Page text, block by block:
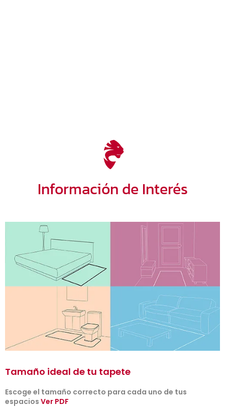
Información de Interés
Tamaño ideal de tu tapete
Escoge el tamaño correcto para cada uno de tus
espacios Ver PDF